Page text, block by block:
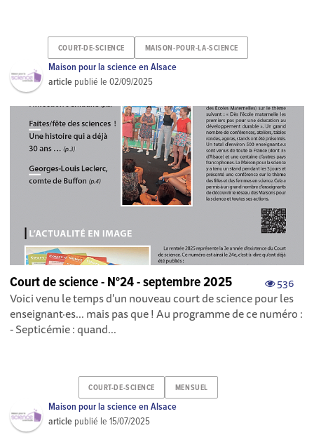
COURT-DE-SCIENCE MAISON-POUR-LA-SCIENCE
Maison pour la science en Alsace
article publié le02/09/2025
536
Court de science - N°24 - septembre 2025
Voici venu le temps d'un nouveau court de science pour les
enseignant·es... mais pas que ! Au programme de ce numéro :
- Septicémie : quand...
COURT-DE-SCIENCE MENSUEL
Maison pour la science en Alsace
article publié le15/07/2025